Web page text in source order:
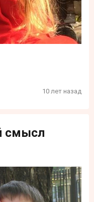
10 лет назад
смысл